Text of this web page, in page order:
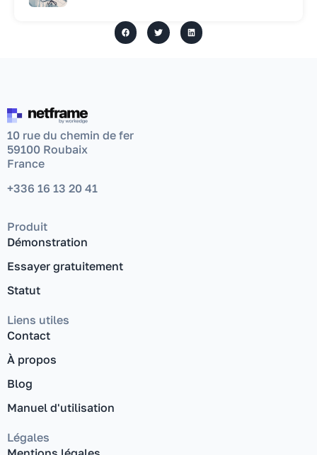
10 rue du chemin de fer
59100 Roubaix
France
+336 16 13 20 41
Produit
Démonstration
Essayer gratuitement
Statut
Liens utiles
Contact
À propos
Blog
Manuel d'utilisation
Légales